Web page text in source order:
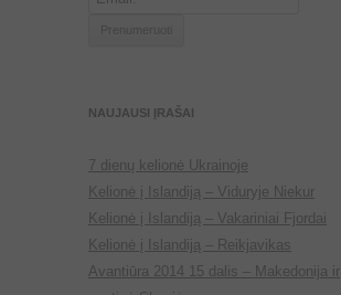
NAUJAUSI ĮRAŠAI
7 dienų kelionė Ukrainoje
Kelionė į Islandiją – Viduryje Niekur
Kelionė į Islandiją – Vakariniai Fjordai
Kelionė į Islandiją – Reikjavikas
Avantiūra 2014 15 dalis – Makedonija ir